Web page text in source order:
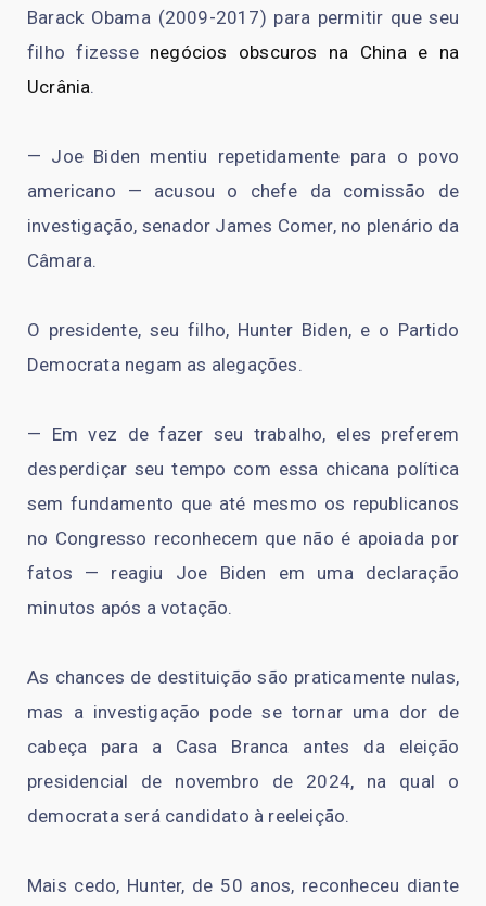
Barack Obama (2009-2017) para permitir que seu
filho fizesse negócios obscuros na China e na
Ucrânia.
— Joe Biden mentiu repetidamente para o povo
americano — acusou o chefe da comissão de
investigação, senador James Comer, no plenário da
Câmara.
O presidente, seu filho, Hunter Biden, e o Partido
Democrata negam as alegações.
— Em vez de fazer seu trabalho, eles preferem
desperdiçar seu tempo com essa chicana política
sem fundamento que até mesmo os republicanos
no Congresso reconhecem que não é apoiada por
fatos — reagiu Joe Biden em uma declaração
minutos após a votação.
As chances de destituição são praticamente nulas,
mas a investigação pode se tornar uma dor de
cabeça para a Casa Branca antes da eleição
presidencial de novembro de 2024, na qual o
democrata será candidato à reeleição.
Mais cedo, Hunter, de 50 anos, reconheceu diante